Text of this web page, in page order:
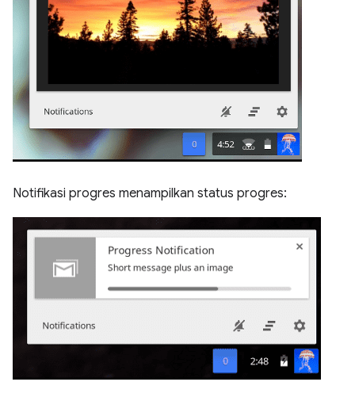
Notifikasi progres menampilkan status progres: